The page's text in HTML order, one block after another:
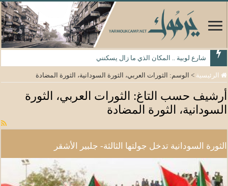
شارع لوبية .. المكان الذي ما زال يسكنني
الرئيسية > الوسم: الثورات العربي، الثورة السودانية، الثورة المضادة
أرشيف حسب التاغ: الثورات العربي، الثورة
السودانية، الثورة المضادة
الثورة السودانية تدخل جولتها الثالثة- جلبير الأشقر